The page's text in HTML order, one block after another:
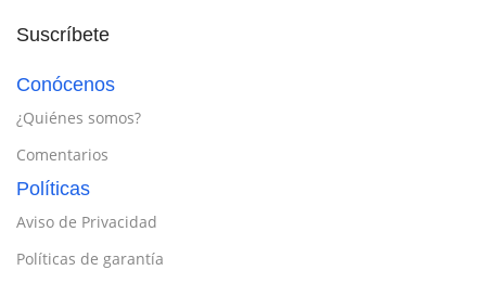
Suscríbete
Conócenos
¿Quiénes somos?
Comentarios
Políticas
Aviso de Privacidad
Políticas de garantía